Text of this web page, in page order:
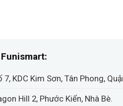
KDC Kim Sơn, Tân Phong,
Hill 2, Phước Kiển, Nhà Bè.